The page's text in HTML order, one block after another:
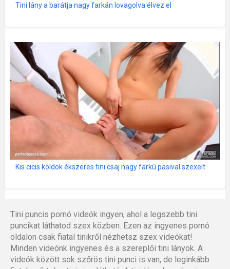
Tini lány a barátja nagy farkán lovagolva élvez el
Kis cicis köldök ékszeres tini csaj nagy farkú pasival szexelt
Tini puncis pornó videók ingyen, ahol a legszebb tini
puncikat láthatod szex közben. Ezen az ingyenes pornó
oldalon csak fiatal tinikről nézhetsz szex videókat!
Minden videónk ingyenes és a szereplői tini lányok. A
videók között sok szőrös tini punci is van, de leginkább